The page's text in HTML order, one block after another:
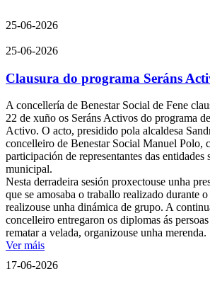
25-06-2026
25-06-2026
Clausura do programa Seráns
A concellería de Benestar Social de Fene
22 de xuño os Seráns Activos do programa
Activo. O acto, presidido pola alcaldesa
concelleiro de Benestar Social Manuel Polo,
participación de representantes das entidades
municipal.
Nesta derradeira sesión proxectouse unha
que se amosaba o traballo realizado durante
realizouse unha dinámica de grupo. A
concelleiro entregaron os diplomas ás
rematar a velada, organizouse unha merenda.
Ver máis
17-06-2026